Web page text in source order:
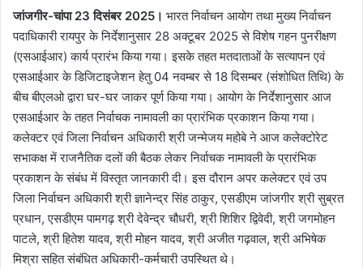
जांजगीर-चांपा 23 दिसंबर 2025। भारत निर्वाचन आयोग तथा मुख्य निर्वाचन
पदाधिकारी रायपुर के निर्देशानुसार 28 अक्टूबर 2025 से विशेष गहन पुनरीक्षण
(एसआईआर) कार्य प्रारंभ किया गया। इसके तहत मतदाताओं के सत्यापन एवं
एसआईआर के डिजिटाइजेशन हेतु 04 नवम्बर से 18 दिसम्बर (संशोधित तिथि) के
बीच बीएलओ द्वारा घर-घर जाकर पूर्ण किया गया। आयोग के निर्देशानुसार आज
एसआईआर के तहत निर्वाचक नामावली का प्रारंभिक प्रकाशन किया गया।
कलेक्टर एवं जिला निर्वाचन अधिकारी श्री जन्मेजय महोबे ने आज कलेक्टोरेट
सभाकक्ष में राजनैतिक दलों की बैठक लेकर निर्वाचक नामावली के प्रारंभिक
प्रकाशन के संबंध में विस्तृत जानकारी दी। इस दौरान अपर कलेक्टर एवं उप
जिला निर्वाचन अधिकारी श्री ज्ञानेन्द्र सिंह ठाकुर, एसडीएम जांजगीर श्री सुब्रत
प्रधान, एसडीएम पामगढ़ श्री देवेन्द्र चौधरी, श्री शिशिर द्विवेदी, श्री जगमोहन
पाटले, श्री हितेश यादव, श्री मोहन यादव, श्री अजीत गढ़वाल, श्री अभिषेक
मिश्रा सहित संबंधित अधिकारी-कर्मचारी उपस्थित थे।